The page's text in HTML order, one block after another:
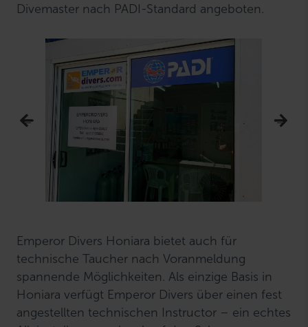
Divemaster nach PADI-Standard angeboten.
Emperor Divers Honiara bietet auch für
technische Taucher nach Voranmeldung
spannende Möglichkeiten. Als einzige Basis in
Honiara verfügt Emperor Divers über einen fest
angestellten technischen Instructor – ein echtes